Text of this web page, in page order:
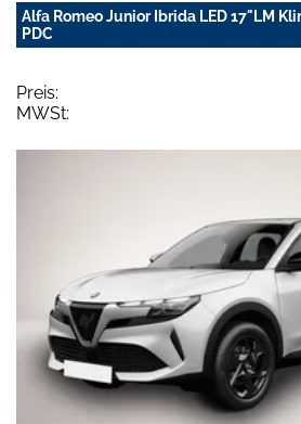
Alfa Romeo Junior Ibrida LED 17"LM
PDC
Preis:
MWSt: